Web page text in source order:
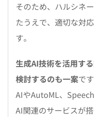
そのため、ハルシネ
たうえで、適切な対
す。
生成AI技術を活用す
検討するのも一案で
AIやAutoML、
AI関連のサービスが